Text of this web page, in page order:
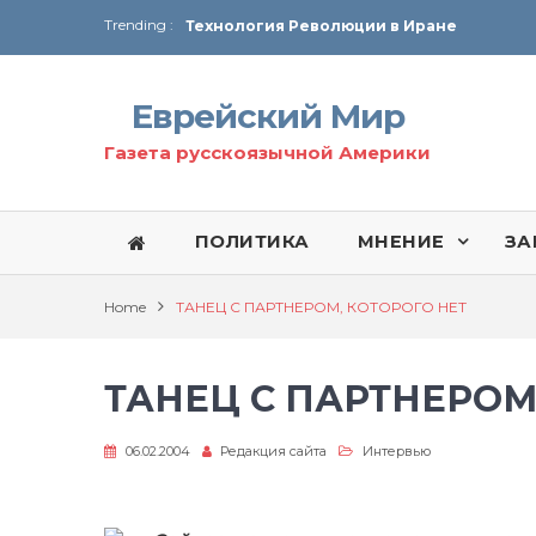
Trending :
Технология Революции в Иране
Еврейский Мир
Газета русскоязычной Америки
ПОЛИТИКА МНЕНИЕ
Home ТАНЕЦ С ПАРТНЕРОМ, КОТОРОГО НЕТ
ТАНЕЦ С
06.02.2004 Редакция сайта Интервью